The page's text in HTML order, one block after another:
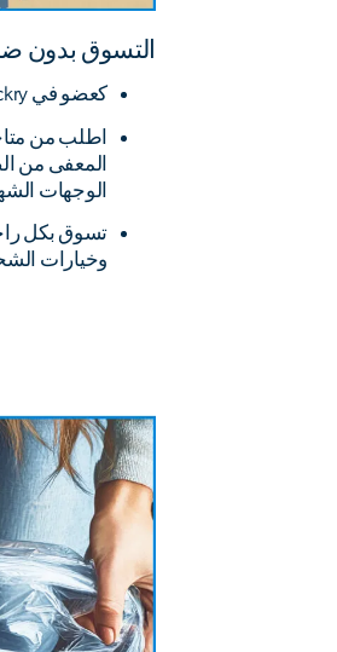
التسوق بدون
كعضو في Stackry، ستحصل على عنوان بريدي أمريكي مجاني.
اطلب من
المعفى من
الوجهات
تسوق بكل
وخيارات